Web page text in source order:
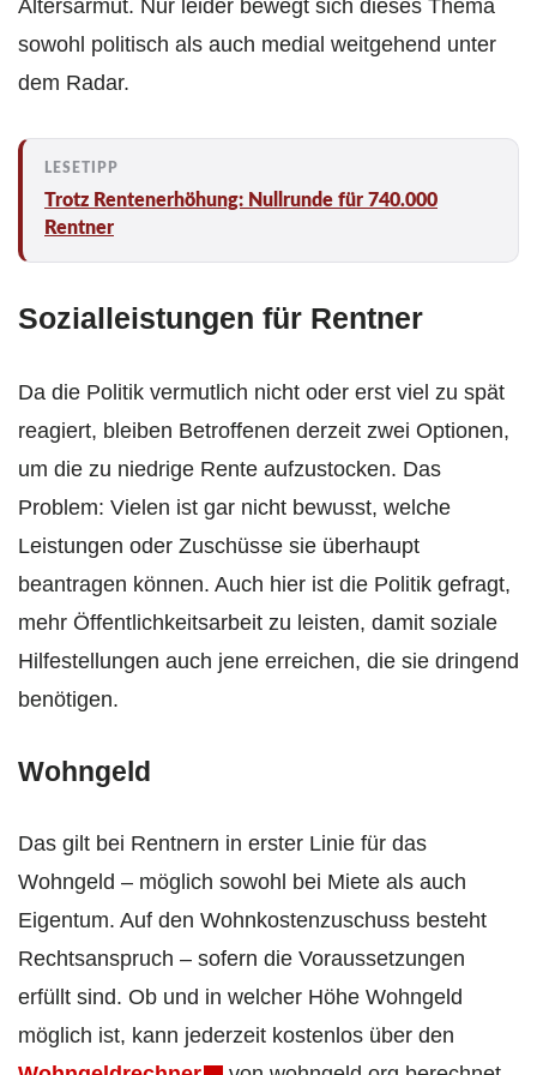
Altersarmut. Nur leider bewegt sich dieses Thema
sowohl politisch als auch medial weitgehend unter
dem Radar.
Trotz Rentenerhöhung: Nullrunde für 740.000
Rentner
Sozialleistungen für Rentner
Da die Politik vermutlich nicht oder erst viel zu spät
reagiert, bleiben Betroffenen derzeit zwei Optionen,
um die zu niedrige Rente aufzustocken. Das
Problem: Vielen ist gar nicht bewusst, welche
Leistungen oder Zuschüsse sie überhaupt
beantragen können. Auch hier ist die Politik gefragt,
mehr Öffentlichkeitsarbeit zu leisten, damit soziale
Hilfestellungen auch jene erreichen, die sie dringend
benötigen.
Wohngeld
Das gilt bei Rentnern in erster Linie für das
Wohngeld – möglich sowohl bei Miete als auch
Eigentum. Auf den Wohnkostenzuschuss besteht
Rechtsanspruch – sofern die Voraussetzungen
erfüllt sind. Ob und in welcher Höhe Wohngeld
möglich ist, kann jederzeit kostenlos über den